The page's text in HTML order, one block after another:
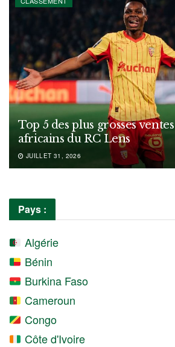
Top 5 des plus grosses
africains du RC Lens
JUILLET 31, 2026
Pays :
Algérie
Bénin
Burkina Faso
Cameroun
Congo
Côte d'Ivoire